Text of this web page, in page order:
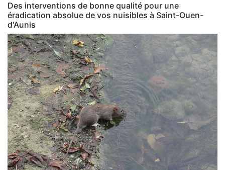
Des interventions de bonne qualité pour une
éradication absolue de vos nuisibles à Saint-Ouen-
d'Aunis